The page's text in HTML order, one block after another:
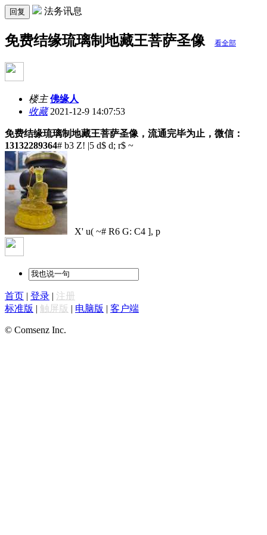
回复 法务讯息
免费结缘琉璃制地藏王菩萨圣像 看全部
楼主 佛缘人
收藏2021-12-9 14:07:53
免费结缘琉璃制地藏王菩萨圣像，流通完毕为止，微信：
13132289364# b3 Z! |5 d$ d; r$ ~
X' u( ~# R6 G: C4 ], p
首页 | 登录 | 注册
标准版 | 触屏版 | 电脑版 | 客户端
© Comsenz Inc.